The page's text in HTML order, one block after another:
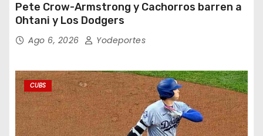
Pete Crow-Armstrong y Cachorros barren a
Ohtani y Los Dodgers
Ago 6, 2026 Yodeportes
CUBS